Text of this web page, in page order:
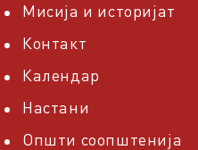
Мисија и историјат
Контакт
Календар
Настани
Општи соопштенија